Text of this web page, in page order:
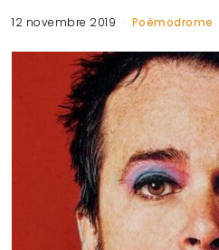
12 novembre 2019 Poèmodrome